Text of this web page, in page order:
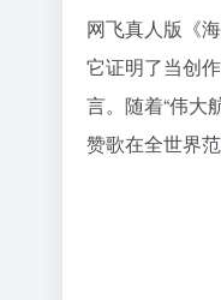
网飞真人版《
它证明了当创
言。随着“伟大
赞歌在全世界范